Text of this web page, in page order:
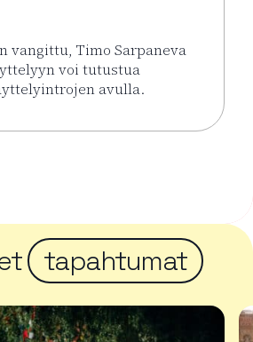
vangittu, Timo Sarpaneva
voi tutustua
avulla.
Näyttelyintrot KUPLA –
tapahtumat